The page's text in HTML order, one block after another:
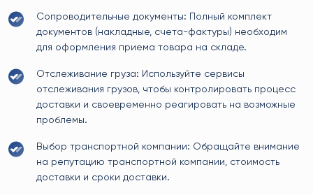
Сопроводительные документы: Полный комплект
документов (накладные, счета-фактуры) необходим
для оформления приема товара на складе.
Отслеживание груза: Используйте сервисы
отслеживания грузов, чтобы контролировать процесс
доставки и своевременно реагировать на возможные
проблемы.
Выбор транспортной компании: Обращайте внимание
на репутацию транспортной компании, стоимость
доставки и сроки доставки.